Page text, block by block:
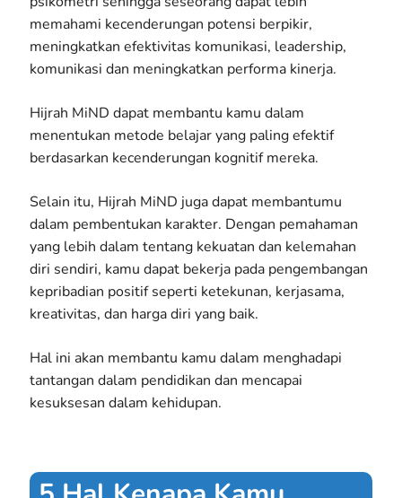
memahami kecenderungan potensi berpikir,
meningkatkan efektivitas komunikasi, leadership,
komunikasi dan meningkatkan performa kinerja.
Hijrah MiND dapat membantu kamu dalam
menentukan metode belajar yang paling efektif
berdasarkan kecenderungan kognitif mereka.
Selain itu, Hijrah MiND juga dapat membantumu
dalam pembentukan karakter. Dengan pemahaman
yang lebih dalam tentang kekuatan dan kelemahan
diri sendiri, kamu dapat bekerja pada pengembangan
kepribadian positif seperti ketekunan, kerjasama,
kreativitas, dan harga diri yang baik.
Hal ini akan membantu kamu dalam menghadapi
tantangan dalam pendidikan dan mencapai
kesuksesan dalam kehidupan.